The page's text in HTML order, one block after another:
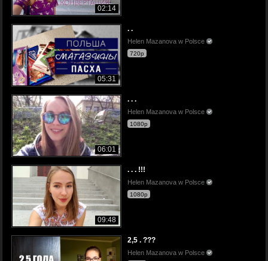
02:14
05:31
. .
Helen Mazanova w Polsce
720p
06:01
. . .
Helen Mazanova w Polsce
1080p
09:48
. . . !!!
Helen Mazanova w Polsce
1080p
2,5 . ???
Helen Mazanova w Polsce